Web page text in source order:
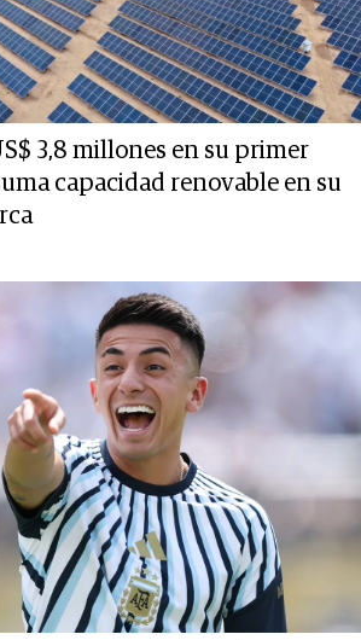
3,8 millones en su primer
capacidad renovable en su